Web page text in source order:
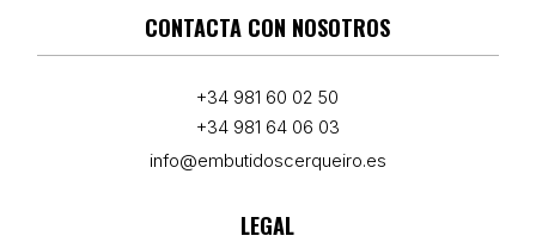
CONTACTA CON NOSOTROS
+34 981 60 02 50
+34 981 64 06 03
info@embutidoscerqueiro.es
LEGAL